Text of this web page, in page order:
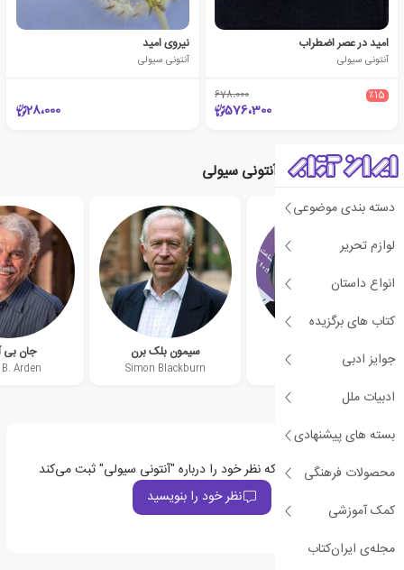
دسته بندی موضوعی
لوازم تحریر
انواع داستان
کتاب های برگزیده
جوایز ادبی
ادبیات ملل
بسته های پیشنهادی
محصولات فرهنگی
کمک آموزشی
مجله‌ی ایران‌کتاب
امید در عصر اضطراب
آنتونی سیولی
٪15 678،000
576،300
نیروی امید
آنتونی سیولی
28،000
نویسندگان مرتبط با آنتونی سیولی
سیمون بلک برن
Simon Blackburn
جان بی
Arden
اولین نفری باشید که نظر خود را درباره "آنتونی سیولی" ثبت می‌کند
نظر خود را بنویسید